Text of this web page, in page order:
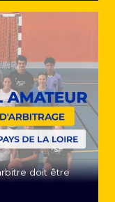
doit être